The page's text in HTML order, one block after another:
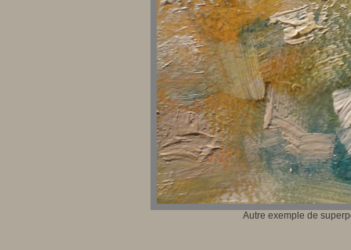
Autre exemple de